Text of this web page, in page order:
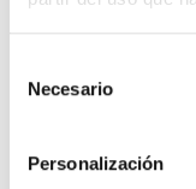
Necesario
Personalización
Especial